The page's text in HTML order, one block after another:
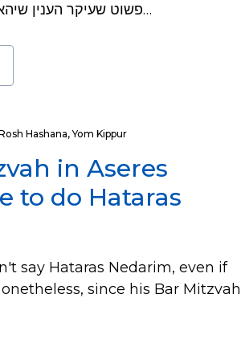
in Loshon Hakodesh. Sources: פשוט שעיקר הענין שיהא פיו ולבו שוין - ראה…
Hashana,Yom Kippur
in Aseres
to do Hataras
say Hataras Nedarim, even if
since his Bar Mitzvah